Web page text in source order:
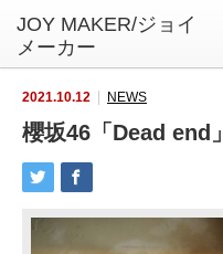
2021.10.12 NEWS
櫻坂46「Dead